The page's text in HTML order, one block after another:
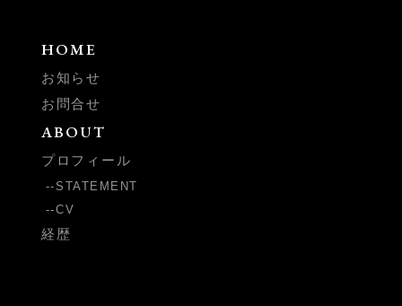
HOME
お知らせ
お問合せ
ABOUT
プロフィール
STATEMENT
CV
経歴